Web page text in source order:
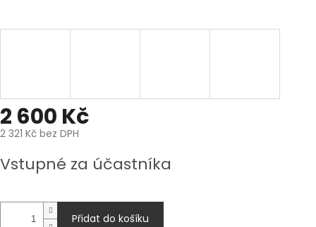
2 600 Kč
2 321 Kč bez DPH
cena:
Vstupné za účastníka
Přidat do košíku